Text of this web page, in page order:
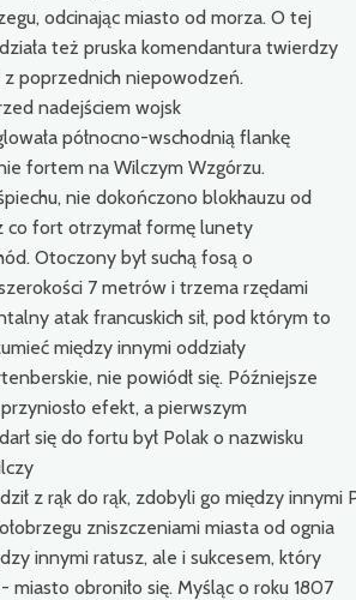
odcinając miasto od morza. O tej
też pruska komendantura twierdzy
z poprzednich niepowodzeń.
nadejściem wojsk
północno-wschodnią flankę
fortem na Wilczym Wzgórzu.
nie dokończono blokhauzu od
co fort otrzymał formę lunety
Otoczony był suchą fosą o
7 metrów i trzema rzędami
atak francuskich sił, pod którym to
między innymi oddziały
nie powiódł się. Późniejsze
efekt, a pierwszym
się do fortu był Polak o nazwisku
z rąk do rąk, zdobyli go między innymi
zniszczeniami miasta od ognia
innymi ratusz, ale i sukcesem, który
miasto obroniło się. Myśląc o roku 1807